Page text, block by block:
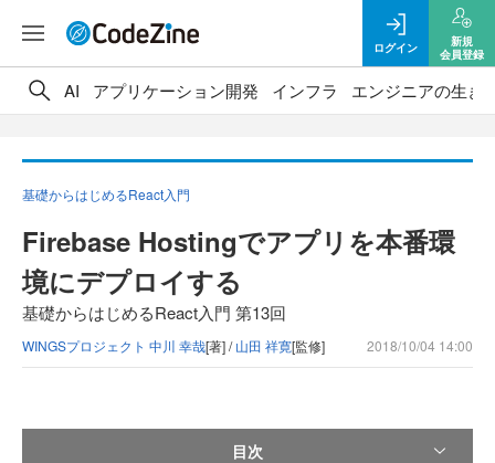
ログイン
新規
会員登録
AI アプリケーション開発 インフラ エンジニアの生き
基礎からはじめるReact入門
Firebase Hostingでアプリを本番環
境にデプロイする
基礎からはじめるReact入門 第13回
WINGSプロジェクト 中川 幸哉[著] /山田 祥寛[監修] 2018/10/04 14:00
目次